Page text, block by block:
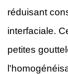
réduisant
interfaciale.
petites